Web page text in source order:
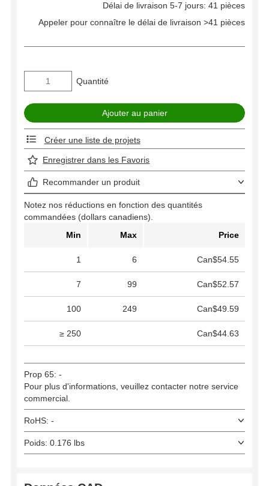
Délai de livraison 5-7 jours: 41 pièces
Appeler pour connaître le délai de livraison >41 pièces
Quantité
Créer une liste de projets
Enregistrer dans les Favoris
Recommander un produit
Notez nos réductions en fonction des quantités
commandées (dollars canadiens).
Min
Max Price
1 6 Can$54.55
7 99 Can$52.57
100 249 Can$49.59
≥ 250 Can$44.63
Prop 65: -
Pour plus d'informations, veuillez contacter notre service
commercial.
RoHS: -
Poids: 0.176 lbs